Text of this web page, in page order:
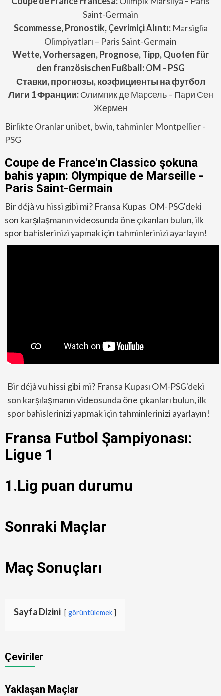
Saint-Germain
Scommesse, Pronostik, Çevrimiçi Alıntı: Marsiglia
Olimpiyatları – Paris Saint-Germain
Wette, Vorhersagen, Prognose, Tipp, Quoten für
den französischen Fußball: OM - PSG
Ставки, прогнозы, коэфициенты на футбол
Лиги 1 Франции:Олимпик де Марсель – Пари Сен
Жермен
Birlikte Oranlar unibet, bwin, tahminler Montpellier -
PSG
Coupe de France'ın Classico şokuna
bahis yapın: Olympique de Marseille -
Paris Saint-Germain
Bir déjà vu hissi gibi mi? Fransa Kupası OM-PSG'deki
son karşılaşmanın videosunda öne çıkanları bulun, ilk
spor bahislerinizi yapmak için tahminlerinizi ayarlayın!
Bir déjà vu hissi gibi mi? Fransa Kupası OM-PSG'deki
son karşılaşmanın videosunda öne çıkanları bulun, ilk
spor bahislerinizi yapmak için tahminlerinizi ayarlayın!
Fransa Futbol Şampiyonası:
Ligue 1
1.Lig puan durumu
Sonraki Maçlar
Maç Sonuçları
Sayfa Dizini görüntülemek
Çeviriler
Yaklaşan Maçlar